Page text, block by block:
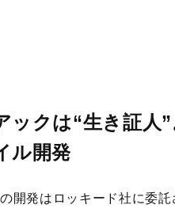
ックは“生き証人
ル開発
開発はロッキード社に委